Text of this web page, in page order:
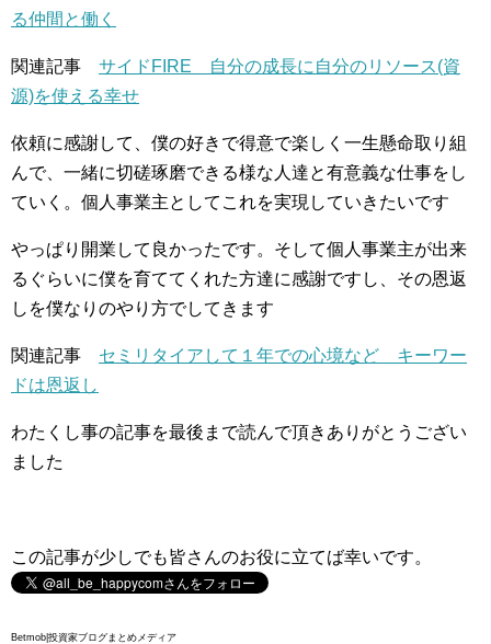
る仲間と働く
関連記事 サイドFIRE 自分の成長に自分のリソース(資
源)を使える幸せ
依頼に感謝して、僕の好きで得意で楽しく一生懸命取り組
んで、一緒に切磋琢磨できる様な人達と有意義な仕事をし
ていく。個人事業主としてこれを実現していきたいです
やっぱり開業して良かったです。そして個人事業主が出来
るぐらいに僕を育ててくれた方達に感謝ですし、その恩返
しを僕なりのやり方でしてきます
関連記事 セミリタイアして１年での心境など キーワー
ドは恩返し
わたくし事の記事を最後まで読んで頂きありがとうござい
ました
この記事が少しでも皆さんのお役に立てば幸いです。
Betmob|投資家ブログまとめメディア